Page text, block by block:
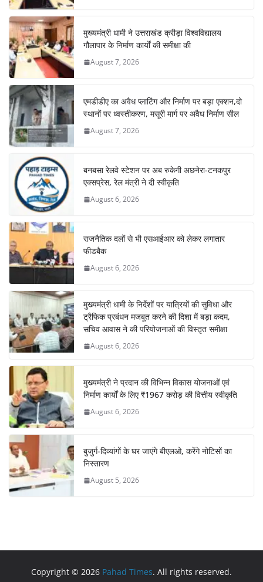
मुख्यमंत्री धामी ने उत्तराखंड क्रीड़ा विश्वविद्यालय
गौलापार के निर्माण कार्यों की समीक्षा की
August 7, 2026
एमडीडीए का अवैध प्लाटिंग और निर्माण पर बड़ा एक्शन,दो
स्थानों पर ध्वस्तीकरण, मसूरी मार्ग पर अवैध निर्माण सील
August 7, 2026
बनबसा रेलवे स्टेशन पर अब रुकेगी अछनेरा-टनकपुर
एक्सप्रेस, रेल मंत्री ने दी स्वीकृति
August 6, 2026
राजनैतिक दलों से भी एसआईआर को लेकर लगातार
फीडबैक
August 6, 2026
मुख्यमंत्री धामी के निर्देशों पर यात्रियों की सुविधा और
ट्रैफिक प्रबंधन मजबूत करने की दिशा में बड़ा कदम,
सचिव आवास ने की परियोजनाओं की विस्तृत समीक्षा
August 6, 2026
मुख्यमंत्री ने प्रदान की विभिन्न विकास योजनाओं एवं
निर्माण कार्यों के लिए ₹1967 करोड़ की वित्तीय स्वीकृति
August 6, 2026
बुजुर्ग-दिव्यांगों के घर जाएंगे बीएलओ, करेंगे नोटिसों का
निस्तारण
August 5, 2026
Copyright © 2026 Pahad Times. All rights reserved.